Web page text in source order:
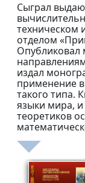
Сыграл
техническом
отделом
Опубликовал
издал
применение
такого типа.
языки мира,
теоретиков